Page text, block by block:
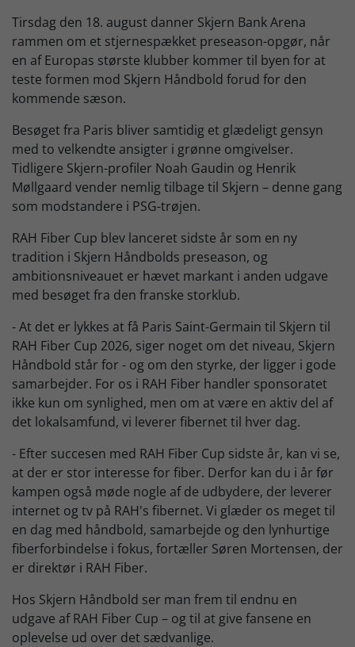
Køb Billet
Tirsdag den 18. august danner Skjern Bank Arena
rammen om et stjernespækket preseason-opgør, når
en af Europas største klubber kommer til byen for at
teste formen mod Skjern Håndbold forud for den
kommende sæson.
Besøget fra Paris bliver samtidig et glædeligt gensyn
med to velkendte ansigter i grønne omgivelser.
Tidligere Skjern-profiler Noah Gaudin og Henrik
Møllgaard vender nemlig tilbage til Skjern – denne gang
som modstandere i PSG-trøjen.
RAH Fiber Cup blev lanceret sidste år som en ny
tradition i Skjern Håndbolds preseason, og
ambitionsniveauet er hævet markant i anden udgave
med besøget fra den franske storklub.
- At det er lykkes at få Paris Saint-Germain til Skjern til
RAH Fiber Cup 2026, siger noget om det niveau, Skjern
Håndbold står for - og om den styrke, der ligger i gode
samarbejder. For os i RAH Fiber handler sponsoratet
ikke kun om synlighed, men om at være en aktiv del af
det lokalsamfund, vi leverer fibernet til hver dag.
- Efter succesen med RAH Fiber Cup sidste år, kan vi se,
at der er stor interesse for fiber. Derfor kan du i år før
kampen også møde nogle af de udbydere, der leverer
internet og tv på RAH's fibernet. Vi glæder os meget til
en dag med håndbold, samarbejde og den lynhurtige
fiberforbindelse i fokus, fortæller Søren Mortensen, der
er direktør i RAH Fiber.
Hos Skjern Håndbold ser man frem til endnu en
udgave af RAH Fiber Cup – og til at give fansene en
oplevelse ud over det sædvanlige.